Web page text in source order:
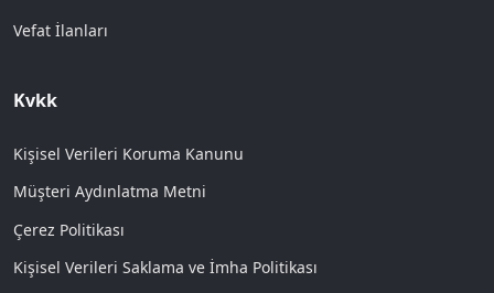
Vefat İlanları
Kvkk
Kişisel Verileri Koruma Kanunu
Müşteri Aydınlatma Metni
Çerez Politikası
Kişisel Verileri Saklama ve İmha Politikası